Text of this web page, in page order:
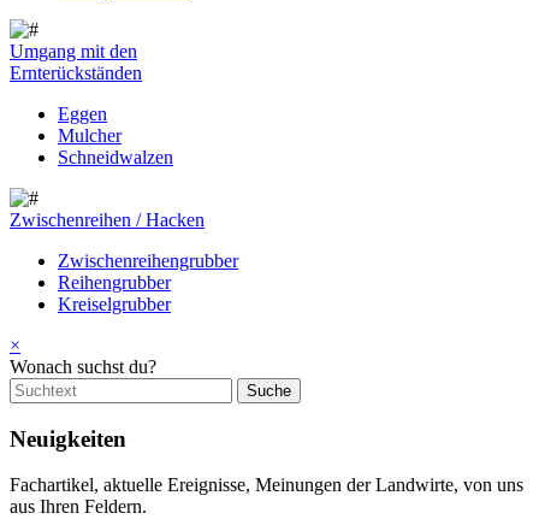
Umgang mit den
Ernterückständen
Eggen
Mulcher
Schneidwalzen
Zwischenreihen / Hacken
Zwischenreihengrubber
Reihengrubber
Kreiselgrubber
×
Wonach suchst du?
Neuigkeiten
Fachartikel, aktuelle Ereignisse, Meinungen der Landwirte, von uns
aus Ihren Feldern.